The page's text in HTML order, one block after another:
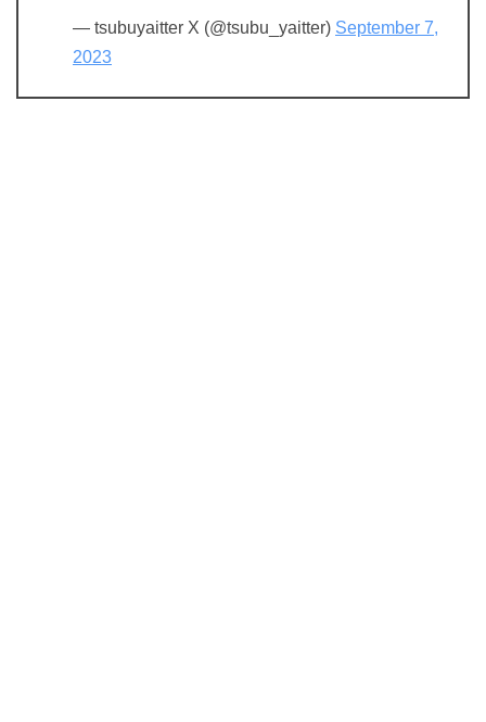
— tsubuyaitter X (@tsubu_yaitter) September 7,
2023